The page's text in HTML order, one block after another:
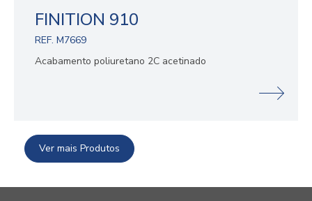
FINITION 910
REF. M7669
Acabamento poliuretano 2C acetinado
Ver mais Produtos